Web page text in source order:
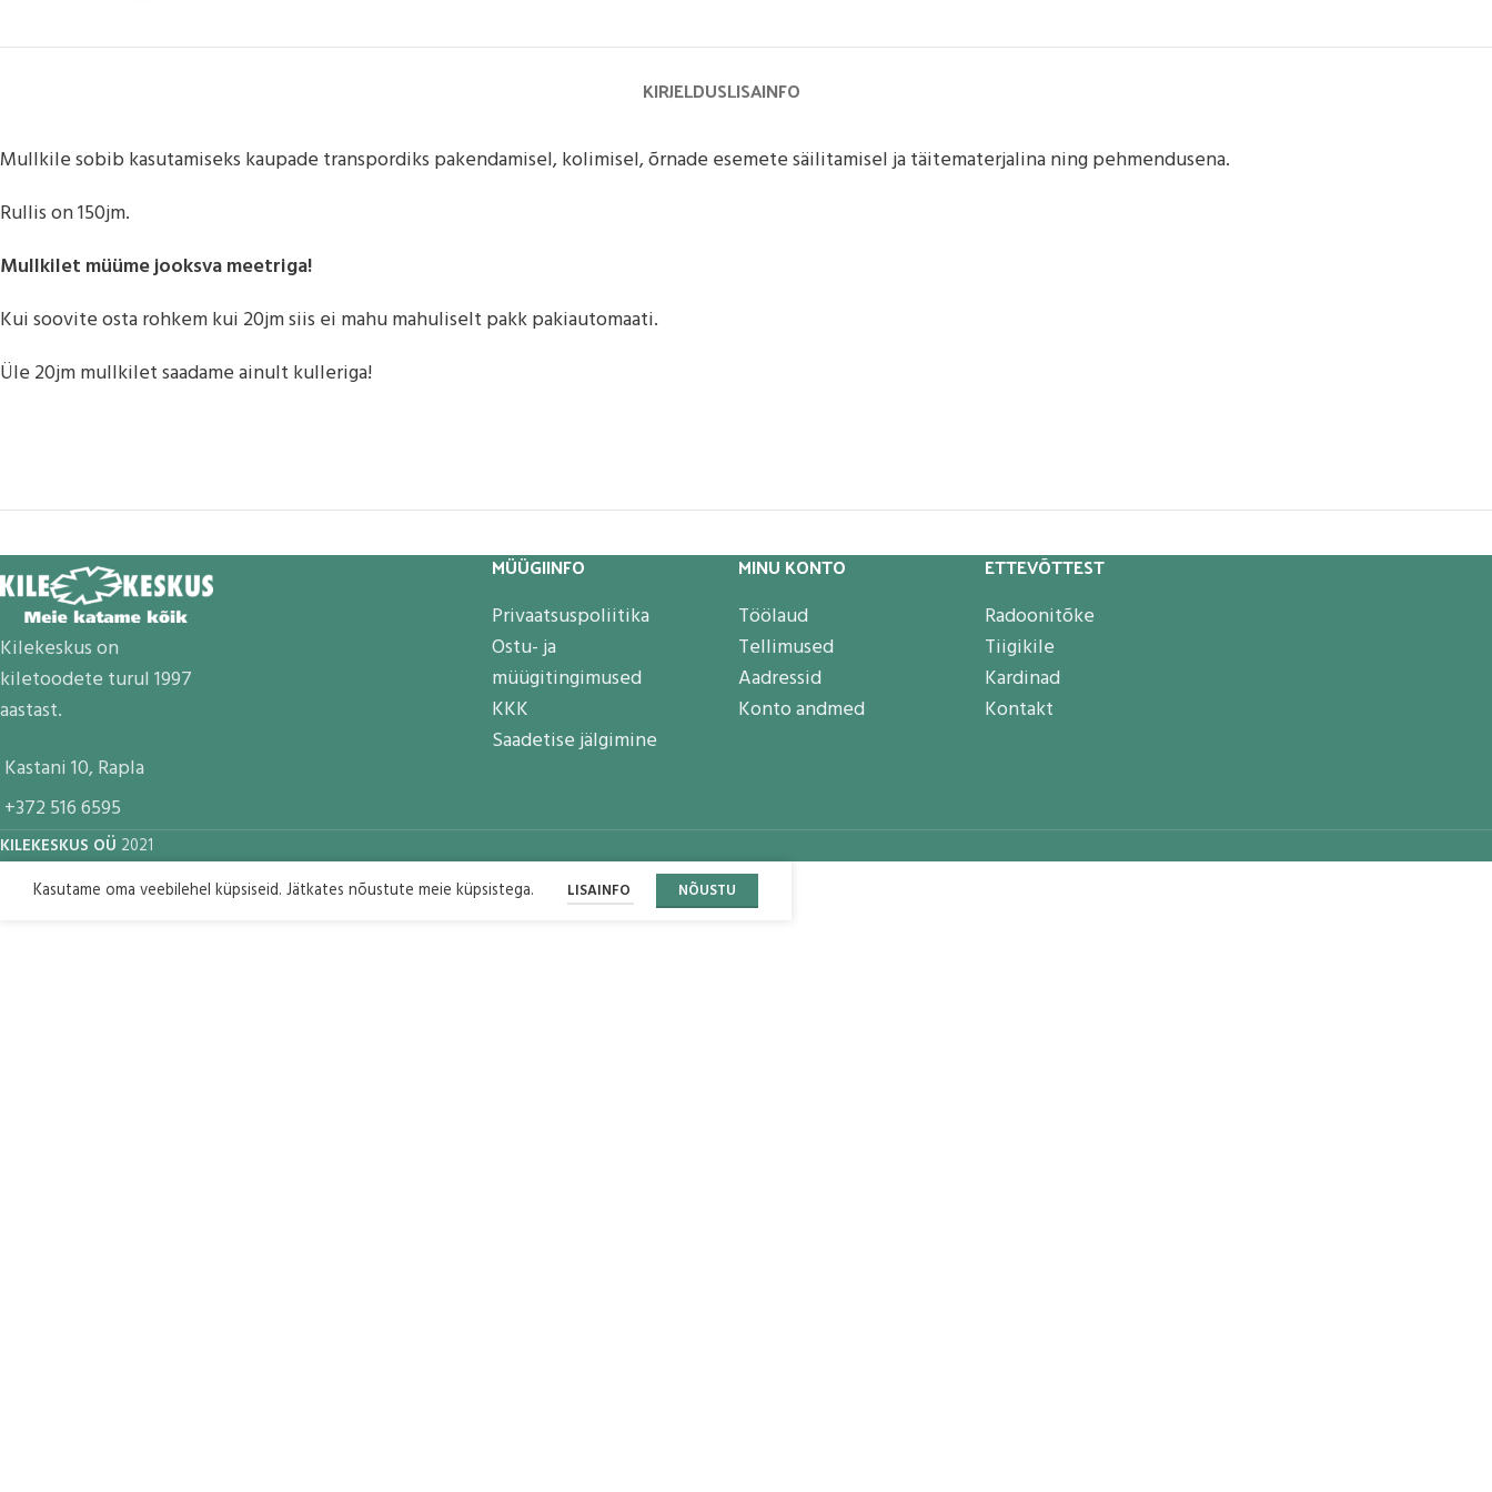
KIRJELDUSLISAINFO
Mullkile sobib kasutamiseks kaupade transpordiks pakendamisel, kolimisel, õrnade esemete säilitamisel ja täitematerjalina ning pehmendusena.
Rullis on 150jm.
Mullkilet müüme jooksva meetriga!
Kui soovite osta rohkem kui 20jm siis ei mahu mahuliselt pakk pakiautomaati.
Üle 20jm mullkilet saadame ainult kulleriga!
Kilekeskus on
kiletoodete turul 1997
aastast.
Kastani 10, Rapla
+372 516 6595
MÜÜGIINFO
Privaatsuspoliitika
Ostu- ja
müügitingimused
KKK
Saadetise jälgimine
MINU KONTO
Töölaud
Tellimused
Aadressid
Konto andmed
ETTEVÕTTEST
Radoonitõke
Tiigikile
Kardinad
Kontakt
KILEKESKUS OÜ 2021
Kasutame oma veebilehel küpsiseid. Jätkates nõustute meie küpsistega.
LISAINFO NÕUSTU